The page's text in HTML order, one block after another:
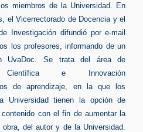
miembros de la Universidad. En
el Vicerrectorado de Docencia y el
Investigación difundió por e-mail
los profesores, informando de un
UvaDoc. Se trata del área de
Científica e Innovación
de aprendizaje, en la que los
Universidad tienen la opción de
con el fin de aumentar la
del autor y de la Universidad.